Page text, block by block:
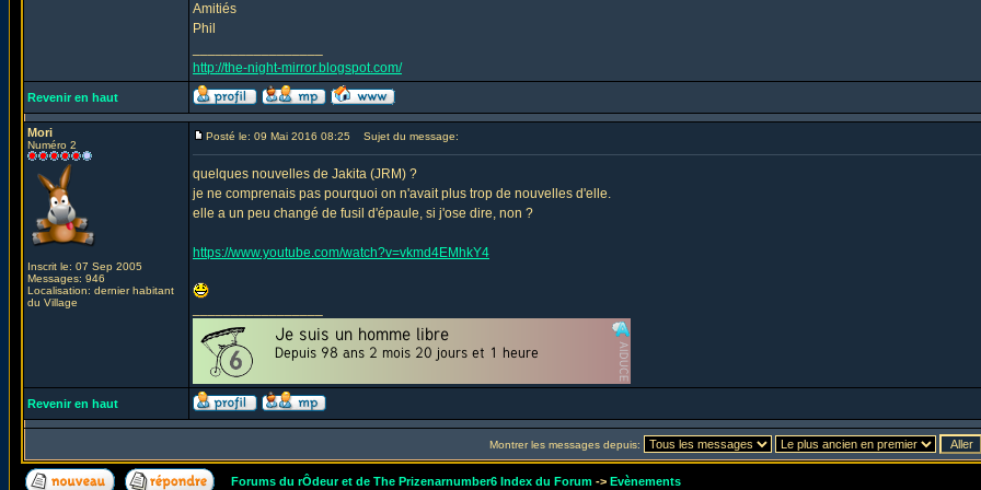
Amitiés
Phil
http://the-night-mirror.blogspot.com/
Revenir en haut
Mori
Numéro 2
Inscrit le: 07 Sep 2005
Messages: 946
Localisation: dernier habitant
du Village
Posté le: 09 Mai 2016 08:25 Sujet du message:
quelques nouvelles de Jakita (JRM) ?
je ne comprenais pas pourquoi on n'avait plus trop de nouvelles d'elle.
elle a un peu changé de fusil d'épaule, si j'ose dire, non ?
https://www.youtube.com/watch?v=vkmd4EMhkY4
Revenir en haut
Montrer les messages depuis:
Forums du rÔdeur et de The Prizenarnumber6 Index du Forum -> Evènements